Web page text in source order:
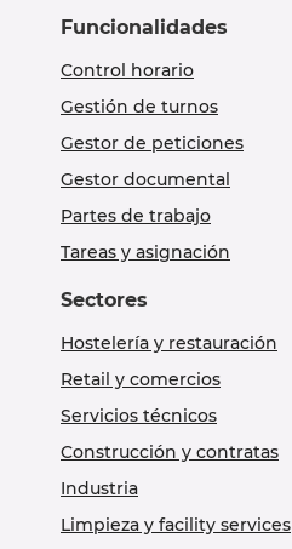
Funcionalidades
Control horario
Gestión de turnos
Gestor de peticiones
Gestor documental
Partes de trabajo
Tareas y asignación
Sectores
Hostelería y restauración
Retail y comercios
Servicios técnicos
Construcción y contratas
Industria
Limpieza y facility services